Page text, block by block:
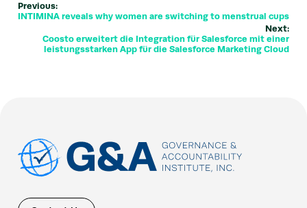
Previous:
INTIMINA reveals why women are switching to menstrual cups
Next:
Coosto erweitert die Integration für Salesforce mit einer
leistungsstarken App für die Salesforce Marketing Cloud